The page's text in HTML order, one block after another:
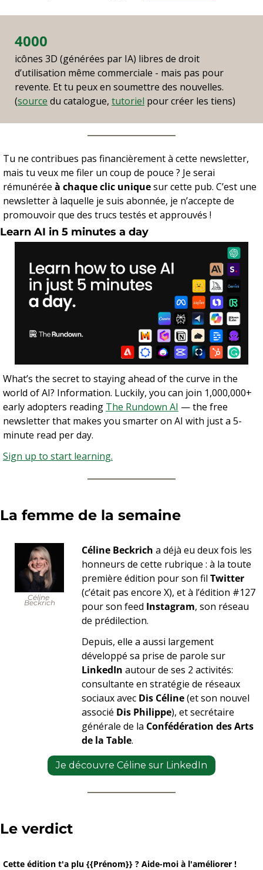
4000
icônes 3D (générées par IA) libres de droit
d’utilisation même commerciale - mais pas pour
revente. Et tu peux en soumettre des nouvelles.
(source du catalogue, tutoriel pour créer les tiens)
Tu ne contribues pas financièrement à cette newsletter,
mais tu veux me filer un coup de pouce ? Je serai
rémunérée à chaque clic unique sur cette pub. C’est une
newsletter à laquelle je suis abonnée, je n’accepte de
promouvoir que des trucs testés et approuvés !
Learn AI in 5 minutes a day
What’s the secret to staying ahead of the curve in the
world of AI? Information. Luckily, you can join 1,000,000+
early adopters reading The Rundown AI — the free
newsletter that makes you smarter on AI with just a 5-
minute read per day.
Sign up to start learning.
La femme de la semaine
Céline
Beckrich
Céline Beckrich a déjà eu deux fois les
honneurs de cette rubrique : à la toute
première édition pour son fil Twitter
(c’était pas encore X), et à l’édition #127
pour son feed Instagram, son réseau
de prédilection.
Depuis, elle a aussi largement
LinkedIn autour de ses 2 activités:
consultante en stratégie de réseaux
sociaux avec Dis Céline (et son nouvel
associé Dis Philippe), et secrétaire
générale de la Confédération des Arts
de la Table.
Je découvre Céline sur LinkedIn
Le verdict
Cette édition t'a plu {{Prénom}} ? Aide-moi à l'améliorer !